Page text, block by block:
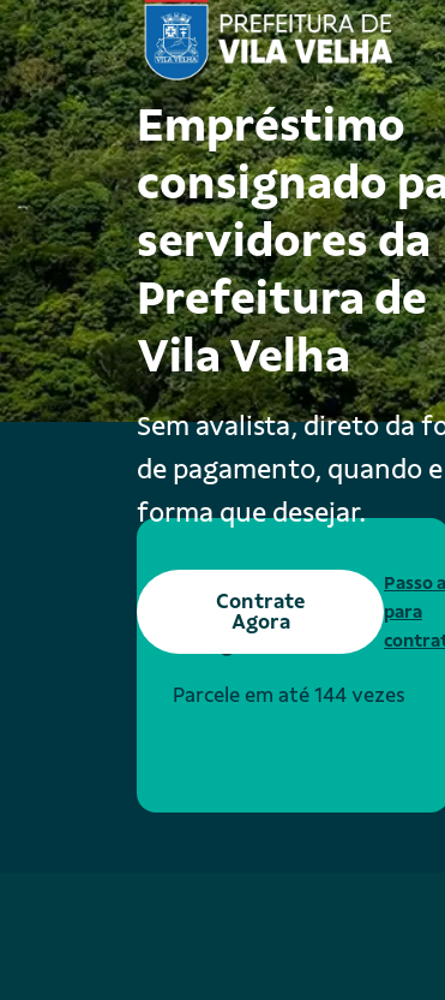
Empréstimo
consignado
servidores da
Prefeitura de
Vila Velha
Sem avalista, direto da
de pagamento, quando
forma que desejar.
Contrate
Agora
Passo
para
Parcele em até 144 vezes